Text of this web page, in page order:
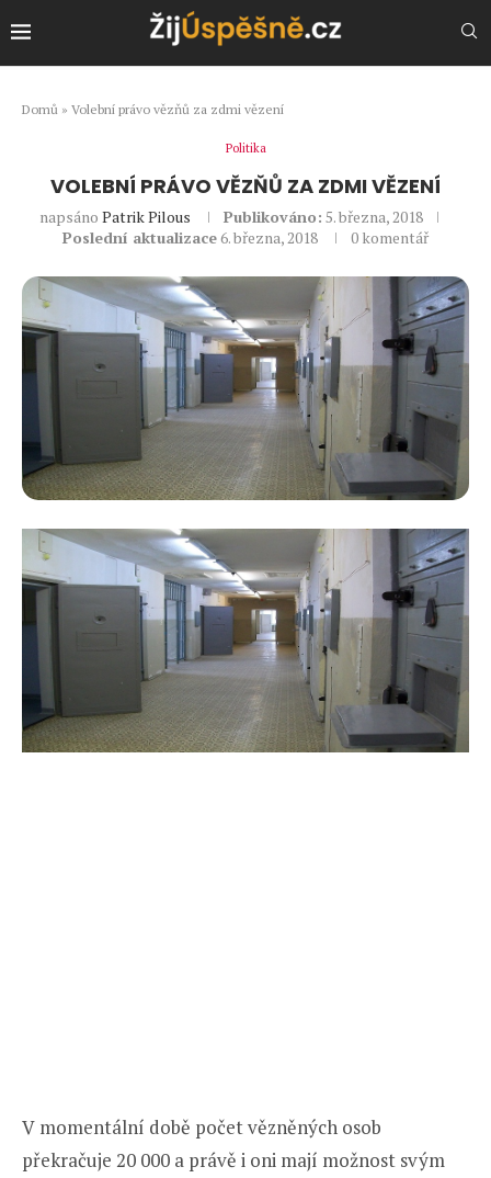
Domů » Volební právo vězňů za zdmi vězení
Politika
VOLEBNÍ PRÁVO VĚZŇŮ ZA ZDMI VĚZENÍ
napsáno Patrik Pilous Publikováno: 5. března, 2018
Poslední aktualizace6. března, 2018 0 komentář
V momentální době počet vězněných osob
překračuje 20 000 a právě i oni mají možnost svým